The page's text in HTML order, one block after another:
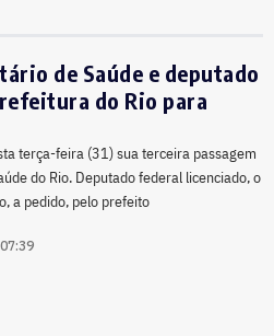
de Saúde e deputado
do Rio para
terça-feira (31) sua terceira passagem
do Rio. Deputado federal licenciado, o
a pedido, pelo prefeito